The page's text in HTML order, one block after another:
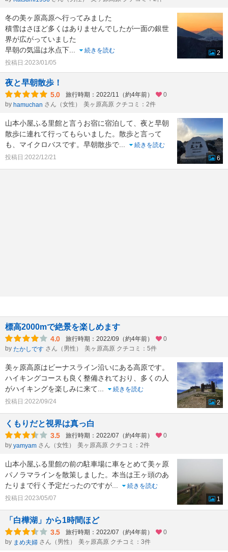
冬の美ヶ原高原へ行ってみました
積雪はさほど多くはありませんでしたが一面の銀世
界が広がっていました
早朝の気温は氷点下
続きを読む
投稿日:2023/01/05
2
夜と早朝散歩！
5.0 旅行時期：2022/11（約4年前）
0
by hamuchan さん（女性） 美ヶ原高原 クチコミ：2件
山本小屋ふる里館と言うお宿に宿泊して、夜と早朝
散歩に連れて行ってもらいました。散歩と言って
も、マイクロバスです。早朝散歩で
続きを読む
投稿日:2022/12/21
6
標高2000mで絶景を楽しめます
4.0 旅行時期：2022/09（約4年前）
0
by たかしです さん（男性） 美ヶ原高原 クチコミ：5件
美ヶ原高原はビーナスライン沿いにある高原です。
ハイキングコースも良く整備されており、多くの人
がハイキングを楽しみに来て
続きを読む
投稿日:2022/09/24
2
くもりだと視界は真っ白
3.5 旅行時期：2022/07（約4年前）
0
by yamyam さん（女性） 美ヶ原高原 クチコミ：2件
山本小屋ふる里館の前の駐車場に車をとめて美ヶ原
パノラマラインを散策しました。本当は王ヶ頭のあ
たりまで行く予定だったのですが
続きを読む
投稿日:2023/05/07
1
「白樺湖」から1時間ほど
3.5 旅行時期：2022/07（約4年前）
0
by まめ夫婦 さん（男性） 美ヶ原高原 クチコミ：3件